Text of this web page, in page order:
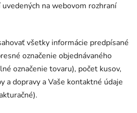
na webovom rozhraní
všetky informácie predpísané
označenie objednávaného
označenie tovaru), počet kusov,
a dopravy a Vaše kontaktné údaje